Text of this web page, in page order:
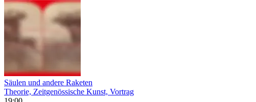
Säulen und andere Raketen
Theorie, Zeitgenössische Kunst, Vortrag